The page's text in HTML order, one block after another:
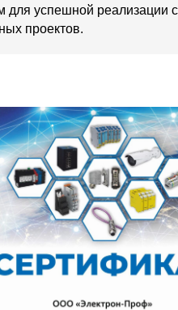
для успешной реализации
проектов.